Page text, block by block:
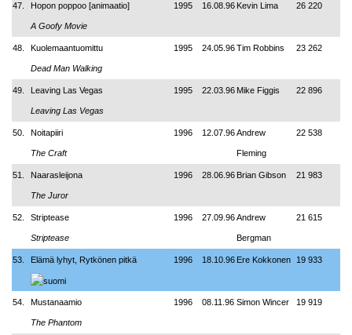
47. Hopon poppoo [animaatio]
A Goofy Movie
1995 16.08.96 Kevin Lima 26 220
48. Kuolemaantuomittu
Dead Man Walking
1995 24.05.96Tim Robbins 23 262
49. Leaving Las Vegas
Leaving Las Vegas
1995 22.03.96 Mike Figgis 22 896
50. Noitapiiri
The Craft
1996 12.07.96Andrew
Fleming
22 538
51. Naarasleijona
The Juror
1996 28.06.96 Brian Gibson 21 983
52. Striptease
Striptease
1996 27.09.96Andrew
Bergman
21 615
53. Elämä lyhyt, Rytkönen pitkä 1996 18.10.96 Ere Kokkonen 19 933
54. Mustanaamio
The Phantom
1996 08.11.96 Simon Wincer 19 919